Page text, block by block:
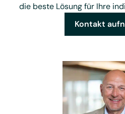
die beste Lösung für Ihre
Kontakt